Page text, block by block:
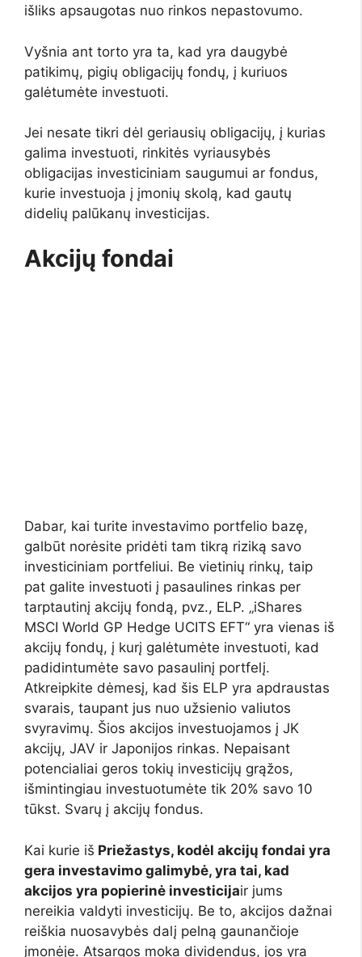
išliks apsaugotas nuo rinkos nepastovumo.
Vyšnia ant torto yra ta, kad yra daugybė
patikimų, pigių obligacijų fondų, į kuriuos
galėtumėte investuoti.
Jei nesate tikri dėl geriausių obligacijų, į kurias
galima investuoti, rinkitės vyriausybės
obligacijas investiciniam saugumui ar fondus,
kurie investuoja į įmonių skolą, kad gautų
didelių palūkanų investicijas.
Akcijų fondai
Dabar, kai turite investavimo portfelio bazę,
galbūt norėsite pridėti tam tikrą riziką savo
investiciniam portfeliui. Be vietinių rinkų, taip
pat galite investuoti į pasaulines rinkas per
tarptautinį akcijų fondą, pvz., ELP. „iShares
MSCI World GP Hedge UCITS EFT“ yra vienas iš
akcijų fondų, į kurį galėtumėte investuoti, kad
padidintumėte savo pasaulinį portfelį.
Atkreipkite dėmesį, kad šis ELP yra apdraustas
svarais, taupant jus nuo užsienio valiutos
svyravimų. Šios akcijos investuojamos į JK
akcijų, JAV ir Japonijos rinkas. Nepaisant
potencialiai geros tokių investicijų grąžos,
išmintingiau investuotumėte tik 20% savo 10
tūkst. Svarų į akcijų fondus.
Kai kurie iš Priežastys, kodėl akcijų fondai yra
gera investavimo galimybė, yra tai, kad
akcijos yra popierinė investicijair jums
nereikia valdyti investicijų. Be to, akcijos dažnai
reiškia nuosavybės dalį pelną gaunančioje
įmonėje. Atsargos moka dividendus, jos yra